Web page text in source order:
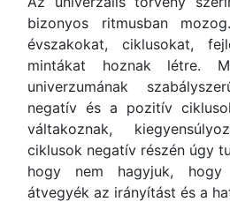
bizonyos ritmusban
évszakokat, ciklusokat,
mintákat hoznak létre.
univerzumának
negatív és a pozitív
váltakoznak,
ciklusok negatív részén úgy
hogy nem hagyjuk,
átvegyék az irányítást és a